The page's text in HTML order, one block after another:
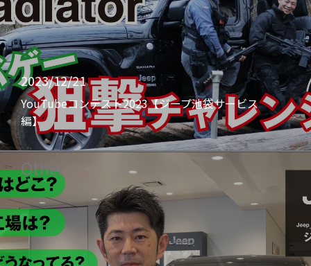
2023/12/21
YouTubeコンテスト2023【ジープ池袋サービス
編】
Other